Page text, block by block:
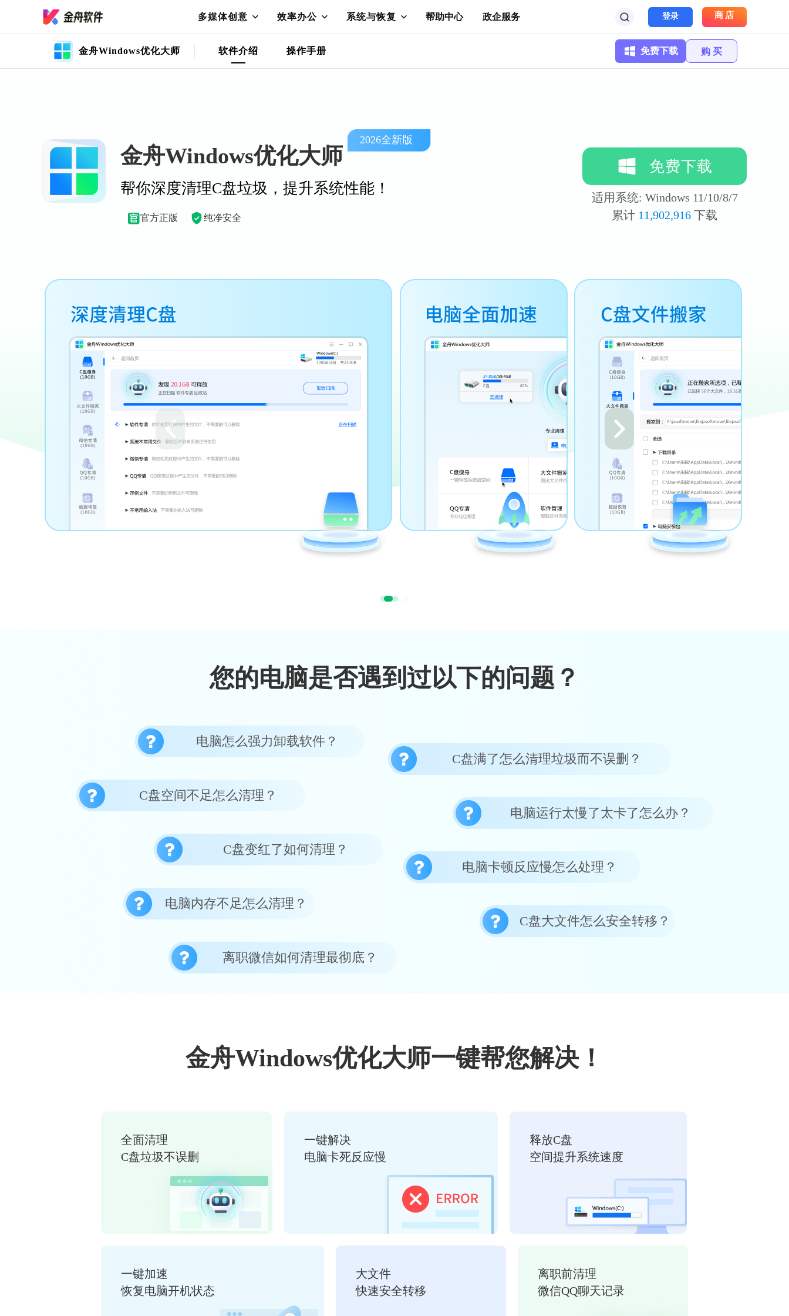
多媒体创意 效率办公 系统与恢复 帮助中心 政企服务 登录 商店
金舟Windows优化大师 软件介绍 操作手册 免费下载 购 买
金舟Windows优化大师
2026全新版
帮你深度清理C盘垃圾，提升系统性能！
官方正版 纯净安全
免费下载
适用系统: Windows 11/10/8/7
累计 11,902,916 下载
您的电脑是否遇到过以下的问题？
电脑怎么强力卸载软件？
C盘空间不足怎么清理？
C盘变红了如何清理？
电脑内存不足怎么清理？
离职微信如何清理最彻底？
C盘满了怎么清理垃圾而不误删？
电脑运行太慢了太卡了怎么办？
电脑卡顿反应慢怎么处理？
C盘大文件怎么安全转移？
金舟Windows优化大师一键帮您解决！
全面清理
C盘垃圾不误删
一键解决
电脑卡死反应慢
释放C盘
空间提升系统速度
一键加速
恢复电脑开机状态
大文件
快速安全转移
离职前清理
微信QQ聊天记录